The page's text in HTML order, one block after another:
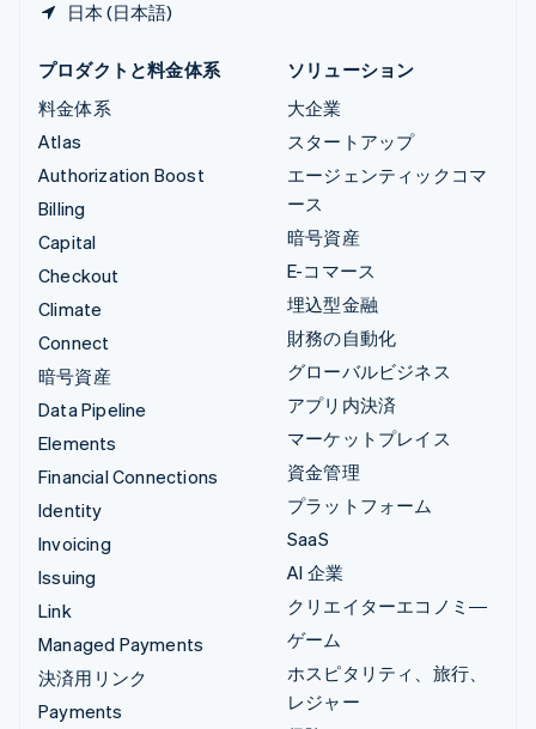
日本 (日本語)
プロダクトと料金体系
料金体系
Atlas
Authorization Boost
Billing
Capital
Checkout
Climate
Connect
暗号資産
Data Pipeline
Elements
Financial Connections
Identity
Invoicing
Issuing
Link
Managed Payments
決済用リンク
Payments
ソリューション
大企業
スタートアップ
エージェンティックコマ
ース
暗号資産
E-コマース
埋込型金融
財務の自動化
グローバルビジネス
アプリ内決済
マーケットプレイス
資金管理
プラットフォーム
SaaS
AI 企業
クリエイターエコノミ―
ゲーム
ホスピタリティ、旅行、
レジャー